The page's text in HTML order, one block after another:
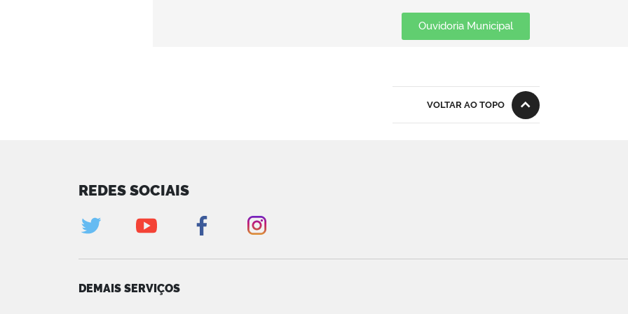
Ouvidoria Municipal
VOLTAR AO TOPO
REDES SOCIAIS
DEMAIS SERVIÇOS